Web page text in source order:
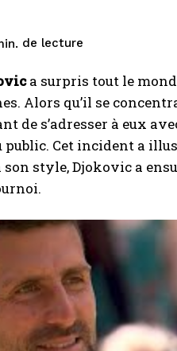
de lecture
a surpris tout le
Alors qu’il se
de s’adresser à eux
Cet incident a
style, Djokovic a